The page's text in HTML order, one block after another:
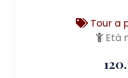
Tour a
Età